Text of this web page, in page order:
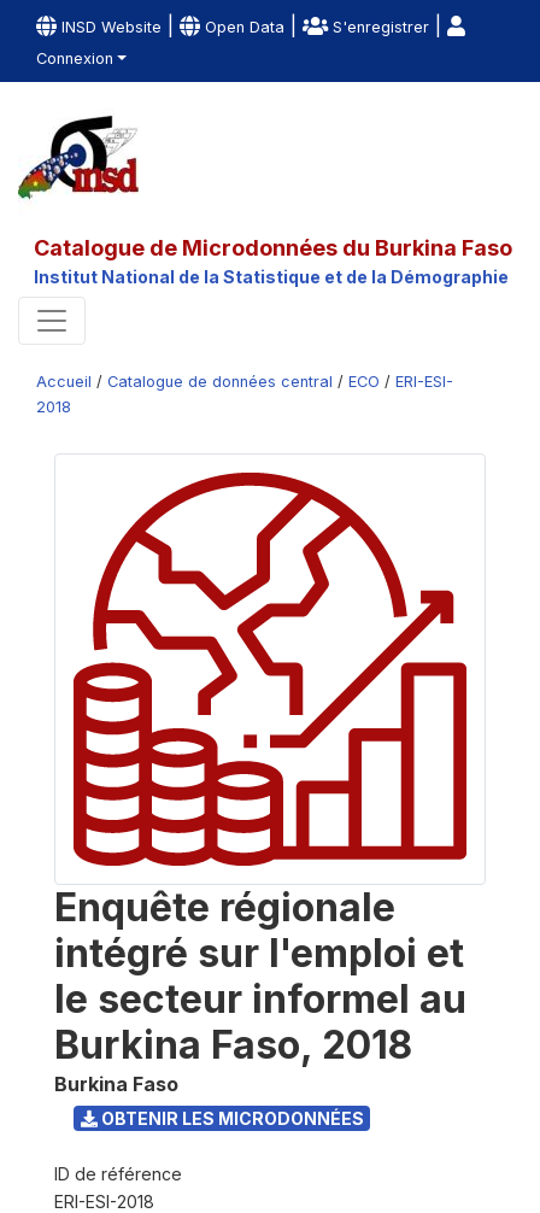
INSD Website Open Data S'enregistrer
Connexion
Catalogue de Microdonnées du Burkina Faso
Institut National de la Statistique et de la Démographie
Accueil / Catalogue de données central / ECO / ERI-ESI-
2018
Enquête régionale
intégré sur l'emploi et
le secteur informel au
Burkina Faso, 2018
Burkina Faso
OBTENIR LES MICRODONNÉES
ID de référence
ERI-ESI-2018